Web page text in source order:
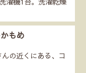
もめ
の近くにある、コ